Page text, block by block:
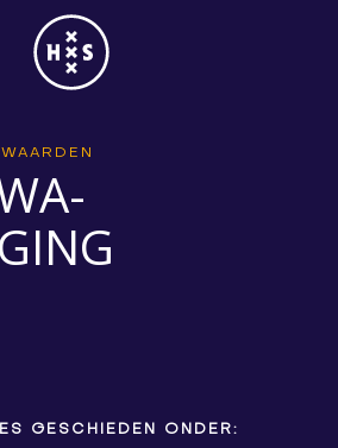
GESCHIEDEN ONDER: